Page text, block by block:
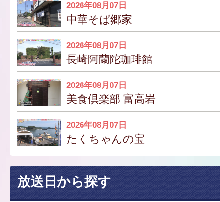
2026年08月07日
中華そば郷家
2026年08月07日
長崎阿蘭陀珈琲館
2026年08月07日
美食倶楽部 富高岩
2026年08月07日
たくちゃんの宝
放送日から探す